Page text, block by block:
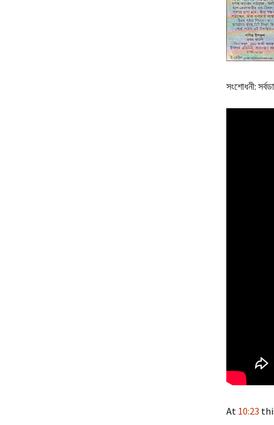
জীববিজ্ঞান: নবম-দশম
Secondary
বুঝে করি জ্যামিতি |
Jyamiti
জীববিজ্ঞান
Jibbiggan
প্রাণের মাঝে গণিত বাজে:
বীজগণিতের গান |
Majhe Gonit Baje:
সংশোধনী:
At 10:23